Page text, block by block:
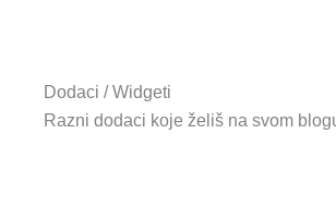
Dodaci / Widgeti
Razni dodaci koje želiš na svom